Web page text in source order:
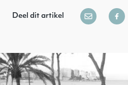
CONTACT
Deel dit artikel